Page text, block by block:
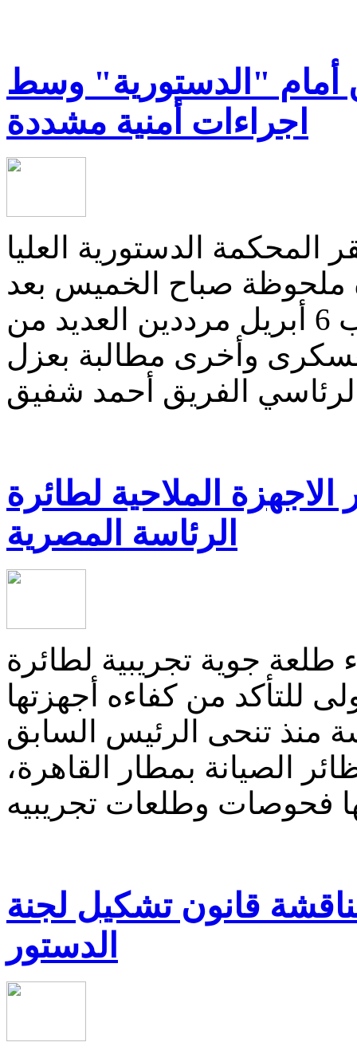
أمام "الدستورية" وسط
اجراءات أمنية مشددة
المحكمة الدستورية العليا
ملحوظة صباح الخميس بعد
وصول بعض أعضاء حركة شباب 6 أبريل مرددين العديد من
وأخرى مطالبة بعزل
الفريق أحمد شفيق
الاجهزة الملاحية لطائرة
الرئاسة المصرية
طلعة جوية تجريبية لطائرة
للتأكد من كفاءه أجهزتها
منذ تنحى الرئيس السابق
الصيانة بمطار القاهرة،
فحوصات وطلعات تجريبيه
قانون تشكيل لجنة
الدستور